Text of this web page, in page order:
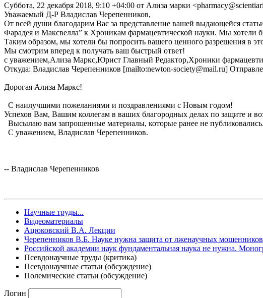
Суббота, 22 декабря 2018, 9:10 +04:00 от Ализа марки
Уважаемый Д-Р Владислав Черепенников,
От всей души благодарим Вас за представление вашей выдающейся
Фарадея и Максвелла” к Хроникам фармацевтической науки. Мы хотели
Таким образом, мы хотели бы попросить вашего ценного разрешения в
Мы смотрим вперед к получать ваш быстрый ответ!
с уважением,Ализа Маркс,Юрист Главный Редактор,Хроники
Откуда: Владислав Черепенников [mailto:newton-society@mail.ru]
Дорогая Ализа Маркс!
С наилучшими пожеланиями и поздравлениями с Новым годом!
Успехов Вам, Вашим коллегам в ваших благородных делах по защите и
Высылаю вам запрошенные материалы, которые ранее не
С уважением, Владислав Черепенников.
-- Владислав Черепенников
Научные труды...
Видеоматериалы
Ацюковский В.А. Лекции
Черепенников В.Б. Науке нужна защита от лженаучных
Российской академии наук фундаментальная наука не нужна.
Псевдонаучные труды (критика)
Псевдонаучные статьи (обсуждение)
Полемические статьи (обсуждение)
Логин